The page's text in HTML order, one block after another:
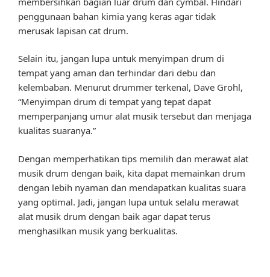
penggunaan bahan kimia yang keras agar tidak
merusak lapisan cat drum.
Selain itu, jangan lupa untuk menyimpan drum di
tempat yang aman dan terhindar dari debu dan
kelembaban. Menurut drummer terkenal, Dave Grohl,
“Menyimpan drum di tempat yang tepat dapat
memperpanjang umur alat musik tersebut dan menjaga
kualitas suaranya.”
Dengan memperhatikan tips memilih dan merawat alat
musik drum dengan baik, kita dapat memainkan drum
dengan lebih nyaman dan mendapatkan kualitas suara
yang optimal. Jadi, jangan lupa untuk selalu merawat
alat musik drum dengan baik agar dapat terus
menghasilkan musik yang berkualitas.